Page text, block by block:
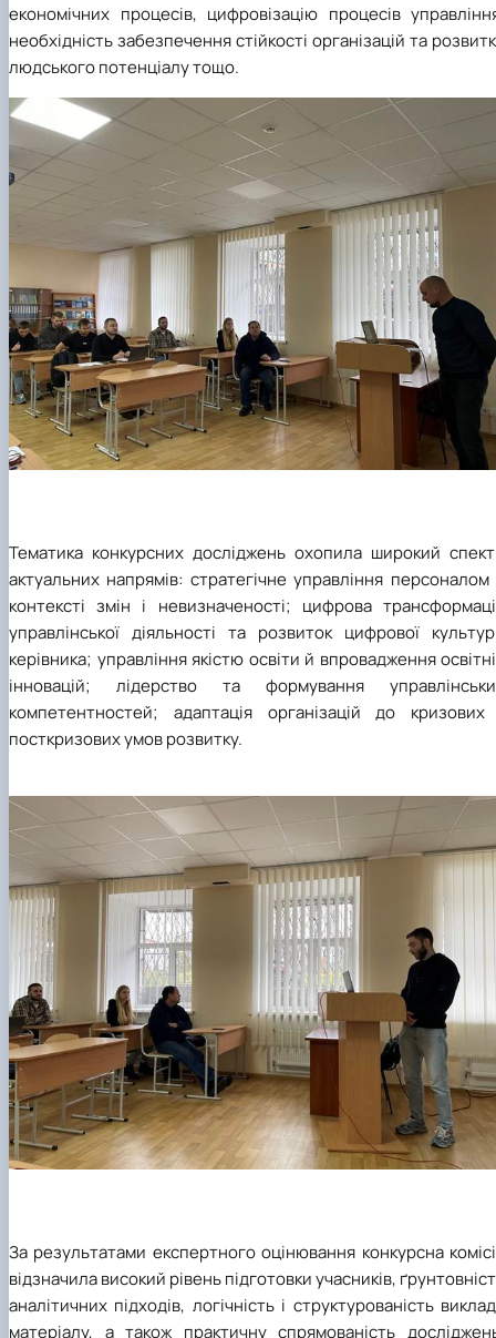
економічних процесів, цифровізацію процесів
необхідність забезпечення стійкості організацій та
людського потенціалу тощо.
Тематика конкурсних досліджень охопила широкий
актуальних напрямів: стратегічне управління персоналом
контексті змін і невизначеності; цифрова
управлінської діяльності та розвиток цифрової
керівника; управління якістю освіти й впровадження
інновацій; лідерство та формування
компетентностей; адаптація організацій до кризових
посткризових умов розвитку.
За результатами експертного оцінювання конкурсна
відзначила високий рівень підготовки учасників,
аналітичних підходів, логічність і структурованість
матеріалу, а також практичну спрямованість